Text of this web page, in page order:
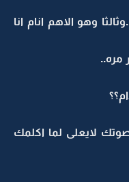
وهو الاهم انام انا
مره..
لايعلى لما اكلمك